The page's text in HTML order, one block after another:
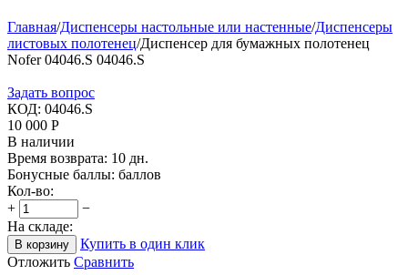
Главная/Диспенсеры настольные или настенные/Диспенсеры
листовых полотенец/Диспенсер для бумажных полотенец
Nofer 04046.S 04046.S
Задать вопрос
КОД: 04046.S
10 000 Р
В наличии
Время возврата: 10 дн.
Бонусные баллы: баллов
Кол-во:
+
−
На складе:
В корзину
Купить в один клик
Отложить Сравнить